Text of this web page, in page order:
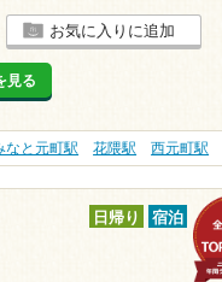
お気に入りに追加
見る
なと元町駅 花隈駅 西元町駅
日帰り 宿泊